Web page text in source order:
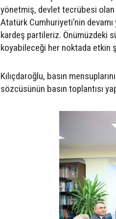
yönetmiş, devlet tecrübesi
Atatürk Cumhuriyeti’nin
kardeş partileriz. Önümüzdeki
koyabileceği her noktada etkin
Kılıçdaroğlu, basın
sözcüsünün basın toplantısı